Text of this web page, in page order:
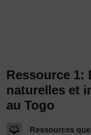
Ressource 1:
naturelles et
au Togo
Ressources